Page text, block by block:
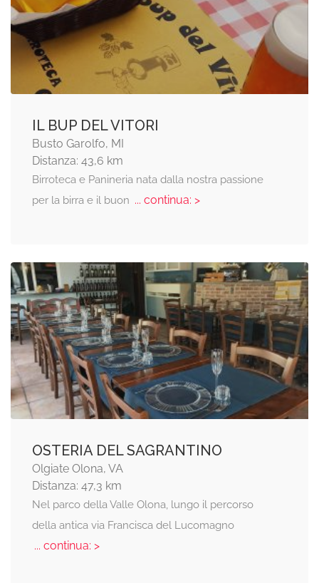
IL BUP DEL VITORI
Busto Garolfo, MI
Distanza: 43,6 km
Birroteca e Panineria nata dalla nostra passione
per la birra e il buon ... continua: >
OSTERIA DEL SAGRANTINO
Olgiate Olona, VA
Distanza: 47,3 km
Nel parco della Valle Olona, lungo il percorso
della antica via Francisca del Lucomagno
... continua: >